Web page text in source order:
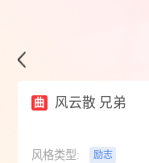
曲 风云散 兄弟
风格类型: 励志